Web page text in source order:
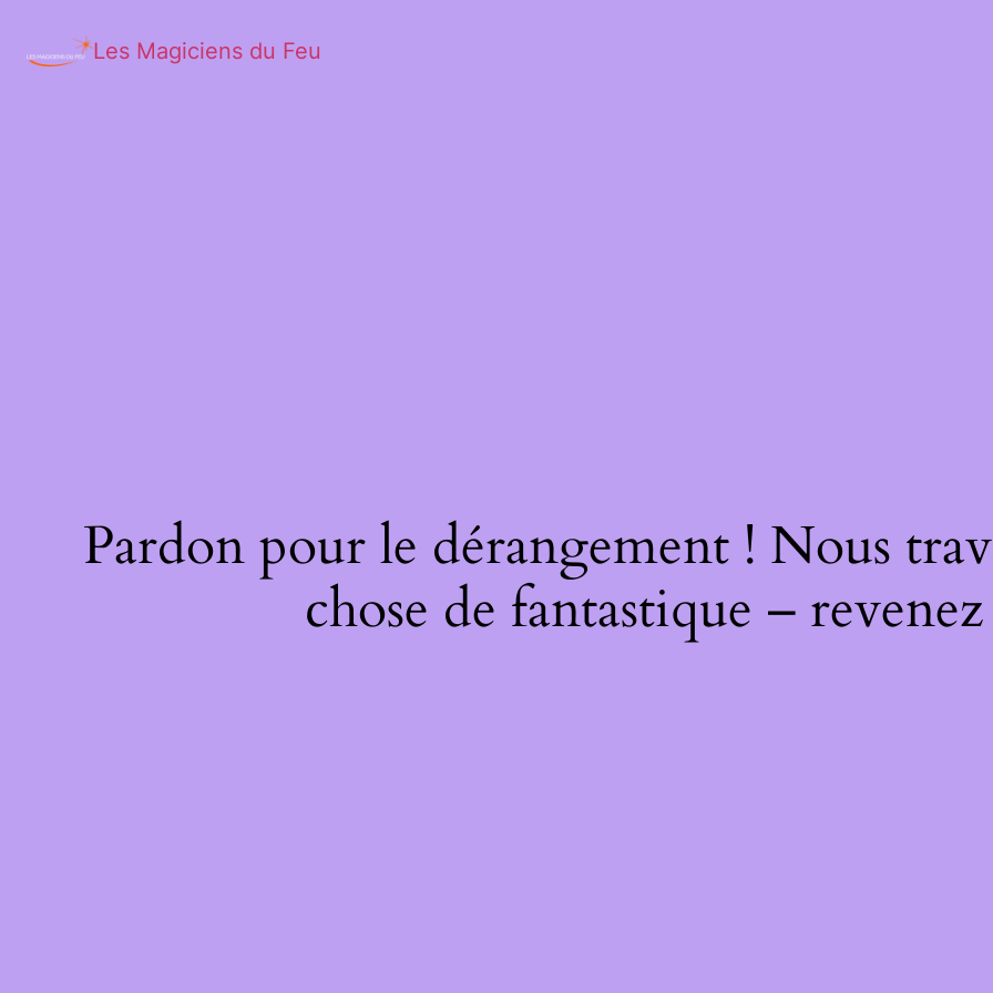
Les Magiciens du Feu
Pardon pour le dérangement ! Nous
chose de fantastique –